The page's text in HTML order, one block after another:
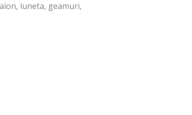
luneta, geamuri,